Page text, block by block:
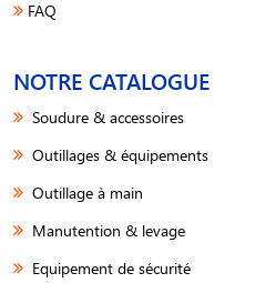
FAQ
NOTRE CATALOGUE
Soudure & accessoires
Outillages & équipements
Outillage à main
Manutention & levage
Equipement de sécurité